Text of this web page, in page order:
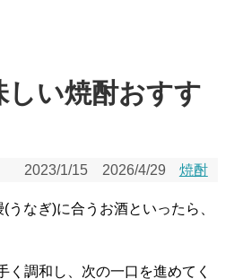
い焼酎おすす
2023/1/15 2026/4/29 焼酎
なぎ)に合うお酒といったら、
調和し、次の一口を進めてく